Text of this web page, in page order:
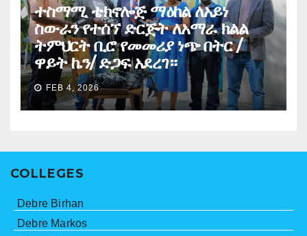
ተስማሚ ቴክኖሎጅ ማዕከል ለአይነ
ስውራን የተሰኘ ድርጅት ለአማራ ክልል
ትምህርት ቢሮ የመመሪያ ነጭ በትር /
ዋይት ኬን/ ድጋፍ አደረገ።
FEB 4, 2026
COLLEGES
Debre Birhan
Debre Markos